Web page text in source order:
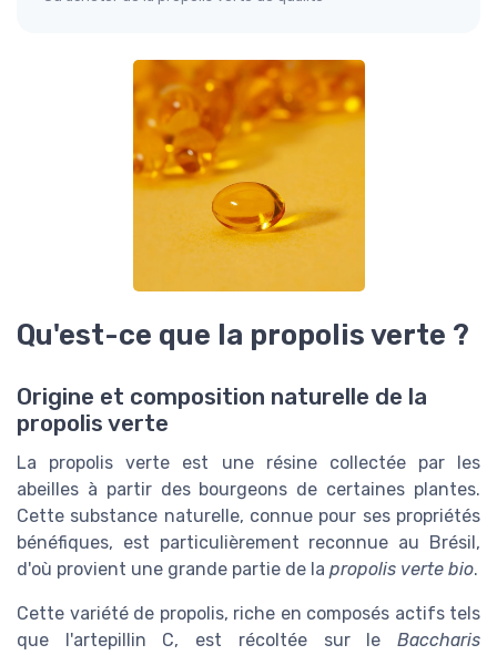
Qu'est-ce que la propolis verte ?
Origine et composition naturelle de la
propolis verte
La propolis verte est une résine collectée par les
abeilles à partir des bourgeons de certaines plantes.
Cette substance naturelle, connue pour ses propriétés
bénéfiques, est particulièrement reconnue au Brésil,
d'où provient une grande partie de la propolis verte bio.
Cette variété de propolis, riche en composés actifs tels
que l'artepillin C, est récoltée sur le Baccharis